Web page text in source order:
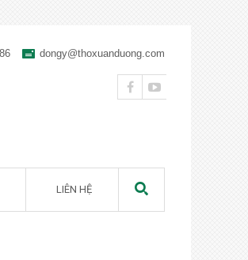
dongy@thoxuanduong.com
LIÊN HỆ